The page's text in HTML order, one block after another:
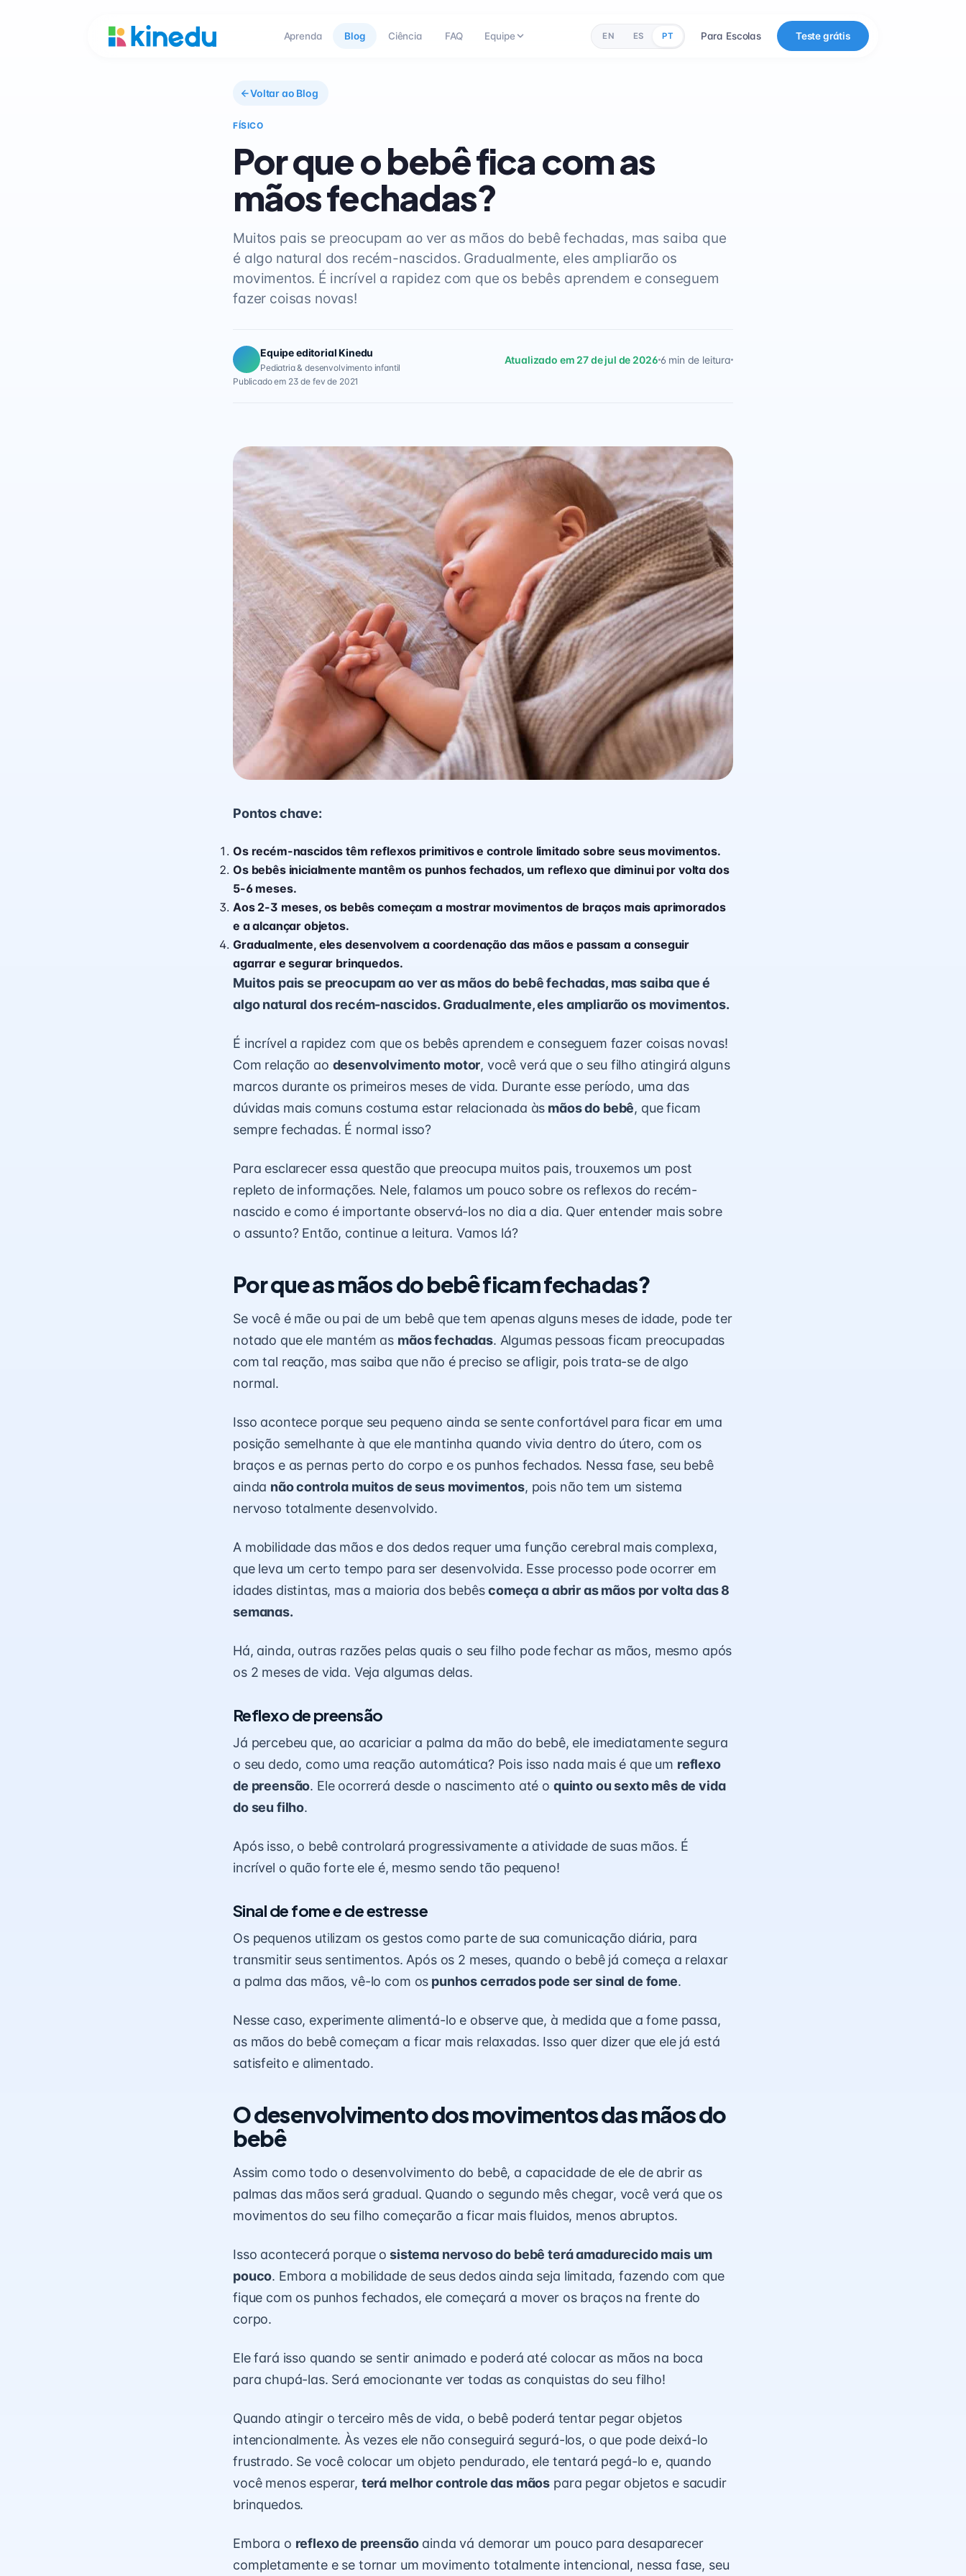
Aprenda Blog Ciência FAQ Equipe EN ES PT Para Escolas Teste grátis
Voltar ao Blog
FÍSICO
Por que o bebê fica com as
mãos fechadas?
Muitos pais se preocupam ao ver as mãos do bebê fechadas, mas saiba que
é algo natural dos recém-nascidos. Gradualmente, eles ampliarão os
movimentos. É incrível a rapidez com que os bebês aprendem e conseguem
fazer coisas novas!
Equipe editorial Kinedu
Pediatria & desenvolvimento infantil
Atualizado em 27 de jul de 2026 6 min de leitura
Publicado em 23 de fev de 2021
Pontos chave:
Os recém-nascidos têm reflexos primitivos e controle limitado sobre seus movimentos.
Os bebês inicialmente mantêm os punhos fechados, um reflexo que diminui por volta dos
5-6 meses.
Aos 2-3 meses, os bebês começam a mostrar movimentos de braços mais aprimorados
e a alcançar objetos.
Gradualmente, eles desenvolvem a coordenação das mãos e passam a conseguir
agarrar e segurar brinquedos.
Muitos pais se preocupam ao ver as mãos do bebê fechadas, mas saiba que é
algo natural dos recém-nascidos. Gradualmente, eles ampliarão os movimentos.
É incrível a rapidez com que os bebês aprendem e conseguem fazer coisas novas!
Com relação ao desenvolvimento motor, você verá que o seu filho atingirá alguns
marcos durante os primeiros meses de vida. Durante esse período, uma das
dúvidas mais comuns costuma estar relacionada às mãos do bebê, que ficam
sempre fechadas. É normal isso?
Para esclarecer essa questão que preocupa muitos pais, trouxemos um post
repleto de informações. Nele, falamos um pouco sobre os reflexos do recém-
nascido e como é importante observá-los no dia a dia. Quer entender mais sobre
o assunto? Então, continue a leitura. Vamos lá?
Por que as mãos do bebê ficam fechadas?
Se você é mãe ou pai de um bebê que tem apenas alguns meses de idade, pode ter
notado que ele mantém as mãos fechadas. Algumas pessoas ficam preocupadas
com tal reação, mas saiba que não é preciso se afligir, pois trata-se de algo
normal.
Isso acontece porque seu pequeno ainda se sente confortável para ficar em uma
posição semelhante à que ele mantinha quando vivia dentro do útero, com os
braços e as pernas perto do corpo e os punhos fechados. Nessa fase, seu bebê
ainda não controla muitos de seus movimentos, pois não tem um sistema
nervoso totalmente desenvolvido.
A mobilidade das mãos e dos dedos requer uma função cerebral mais complexa,
que leva um certo tempo para ser desenvolvida. Esse processo pode ocorrer em
idades distintas, mas a maioria dos bebêscomeça a abrir as mãos por volta das 8
semanas.
Há, ainda, outras razões pelas quais o seu filho pode fechar as mãos, mesmo após
os 2 meses de vida. Veja algumas delas.
Reflexo de preensão
Já percebeu que, ao acariciar a palma da mão do bebê, ele imediatamente segura
o seu dedo, como uma reação automática? Pois isso nada mais é que um reflexo
de preensão. Ele ocorrerá desde o nascimento até o quinto ou sexto mês de vida
do seu filho.
Após isso, o bebê controlará progressivamente a atividade de suas mãos. É
incrível o quão forte ele é, mesmo sendo tão pequeno!
Sinal de fome e de estresse
Os pequenos utilizam os gestos como parte de sua comunicação diária, para
transmitir seus sentimentos. Após os 2 meses, quando o bebê já começa a relaxar
a palma das mãos, vê-lo com os punhos cerrados pode ser sinal de fome.
Nesse caso, experimente alimentá-lo e observe que, à medida que a fome passa,
as mãos do bebê começam a ficar mais relaxadas. Isso quer dizer que ele já está
satisfeito e alimentado.
O desenvolvimento dos movimentos das mãos do
bebê
Assim como todo o desenvolvimento do bebê, a capacidade de ele de abrir as
palmas das mãos será gradual. Quando o segundo mês chegar, você verá que os
movimentos do seu filho começarão a ficar mais fluidos, menos abruptos.
Isso acontecerá porque o sistema nervoso do bebê terá amadurecido mais um
pouco. Embora a mobilidade de seus dedos ainda seja limitada, fazendo com que
fique com os punhos fechados, ele começará a mover os braços na frente do
corpo.
Ele fará isso quando se sentir animado e poderá até colocar as mãos na boca
para chupá-las. Será emocionante ver todas as conquistas do seu filho!
Quando atingir o terceiro mês de vida, o bebê poderá tentar pegar objetos
intencionalmente. Às vezes ele não conseguirá segurá-los, o que pode deixá-lo
frustrado. Se você colocar um objeto pendurado, ele tentará pegá-lo e, quando
você menos esperar, terá melhor controle das mãos para pegar objetos e sacudir
brinquedos.
Embora o reflexo de preensãoainda vá demorar um pouco para desaparecer
completamente e se tornar um movimento totalmente intencional, nessa fase, seu